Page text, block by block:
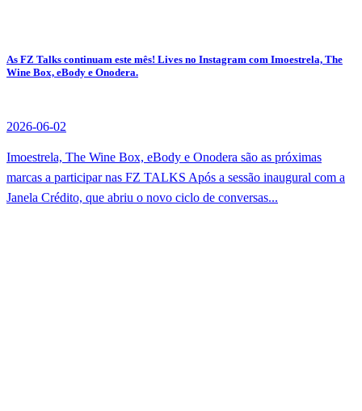
As FZ Talks continuam este mês! Lives no Instagram com Imoestrela, The
Wine Box, eBody e Onodera.
2026-06-02
Imoestrela, The Wine Box, eBody e Onodera são as próximas
marcas a participar nas FZ TALKS Após a sessão inaugural com a
Janela Crédito, que abriu o novo ciclo de conversas...